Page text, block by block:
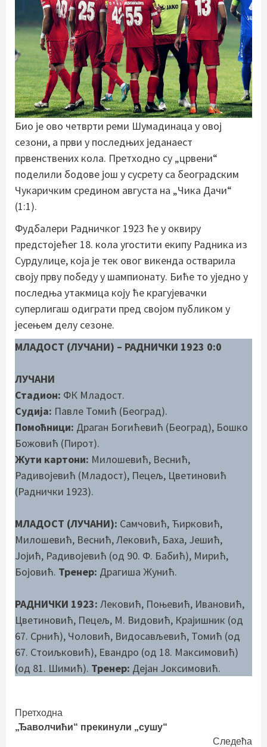
Био је ово четврти реми Шумадинаца у овој
сезони, а први у последњих једанаест
првенствених кола. Претходно су „црвени“
поделили бодове још у сусрету са београдским
Чукаричким средином августа на „Чика Дачи“
(1:1).
Фудбалери Радничког 1923 ће у оквиру
предстојећег 18. кола угостити екипу Радника из
Сурдулице, која је тек овог викенда остварила
своју прву победу у шампионату. Биће то уједно у
последња утакмица коју ће крагујевачки
суперлигаш одиграти пред својом публиком у
јесењем делу сезоне.
МЛАДОСТ (ЛУЧАНИ) – РАДНИЧКИ 1923 0:0
ЛУЧАНИ
Стадион: ФК Младост.
Судија: Павле Томић (Београд).
Помоћници: Драган Богићевић (Београд), Бошко
Божовић (Пирот).
Жути картони: Милошевић, Веснић,
Радивојевић (Младост), Пецељ, Цветиновић
(Раднички 1923).
МЛАДОСТ (ЛУЧАНИ): Самчовић, Ћирковић,
Милошевић, Веснић, Лековић, Баха, Јешић,
Јојић, Радивојевић (од 90. Ф. Бабић), Мирић,
Бојовић. Тренер: Драгиша Жунић.
РАДНИЧКИ 1923: Лековић, Поњевић, Ивановић,
Цветиновић, Пецељ, М. Видовић, Крајишник (од
67. Срнић), Чоловић, Видосављевић, Томић (од
67. Стоиљковић), Евандро (од 18. Максимовић)
(од 81. Шимић). Тренер: Дејан Јоксимовић.
Continue
Reading
Претходна
„Ђаволчићи“ прекинули „сушу“
Следећа